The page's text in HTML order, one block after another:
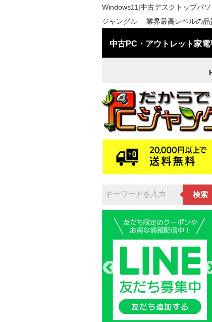
Windows11|中古デスクトップパ
ジャングル 業界最高レベルの品
中古PC・アウトレット家電
検索